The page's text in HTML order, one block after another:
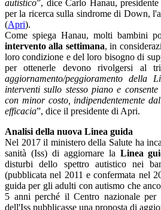
autistico”, dice Carlo Hanau,
per la ricerca sulla sindrome di Down,
(Apri).
Come spiega Hanau, molti bambini
intervento alla settimana, in
loro condizione e del loro bisogno di
per ottenerle devono rivolgersi al
aggiornamento/peggioramento
interventi sullo stesso piano e
con minor costo, indipendentemente
efficacia”, dice il presidente di Apri.
Analisi della nuova Linea guida
Nel 2017 il ministero della Salute ha
sanità (Iss) di aggiornare la Linea
disturbi dello spettro autistico nei
(pubblicata nel 2011 e confermata nel
guida per gli adulti con autismo che
5 anni perché il Centro nazionale per
dell'Iss pubblicasse una proposta di